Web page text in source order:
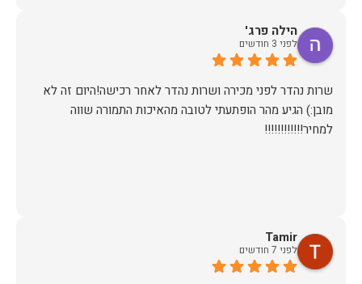
הילה פרג'
לפני 3 חודשים
שרות נהדר לפני מכירה ושרות נהדר לאחר רכישה!היום זה לא
מובן:) הגיע מהר הופתעתי לטובה מהאיכות התמורה שווה
למחיר!!!!!!!!!!!!
Tamir
לפני 7 חודשים